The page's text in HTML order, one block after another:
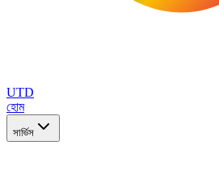
UTD
হোম
সার্ভিস